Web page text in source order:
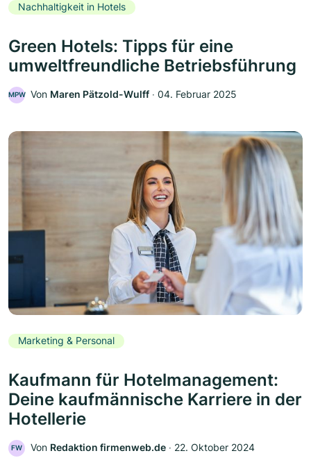
Nachhaltigkeit in Hotels
Green Hotels: Tipps für eine
umweltfreundliche Betriebsführung
MPW Von Maren Pätzold-Wulff ‧ 04. Februar 2025
Marketing & Personal
Kaufmann für Hotelmanagement:
Deine kaufmännische Karriere in der
Hotellerie
FW Von Redaktion firmenweb.de ‧ 22. Oktober 2024